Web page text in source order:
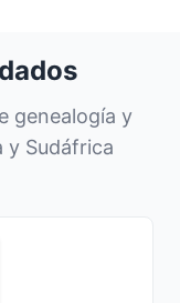
genealogía y
y Sudáfrica